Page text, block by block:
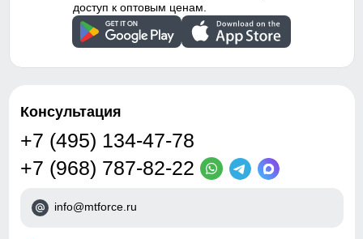
доступ к оптовым ценам.
Консультация
+7 (495) 134-47-78
+7 (968) 787-82-22
info@mtforce.ru